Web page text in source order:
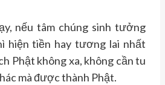
nếu tâm chúng sinh tưởng
hiện tiền hay tương lai nhất
Phật không xa, không cần tu
mà được thành Phật.